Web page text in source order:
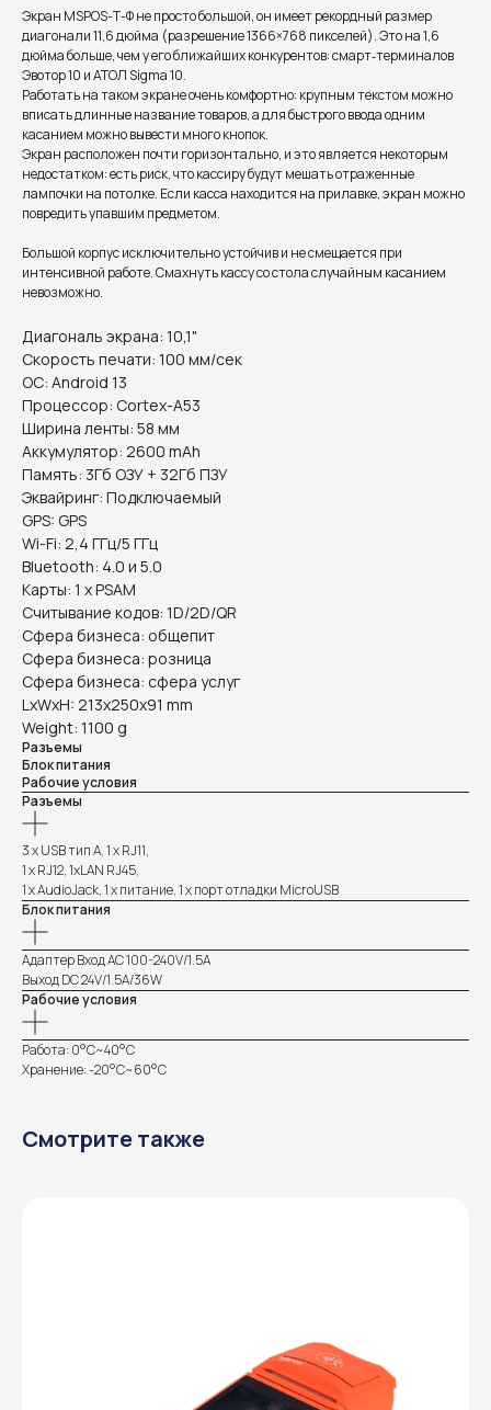
Экран MSPOS-Т-Ф не просто большой, он имеет рекордный размер
диагонали 11,6 дюйма (разрешение 1366×768 пикселей). Это на 1,6
дюйма больше, чем у его ближайших конкурентов: смарт‑терминалов
Эвотор 10 и АТОЛ Sigma 10.
Работать на таком экране очень комфортно: крупным текстом можно
вписать длинные название товаров, а для быстрого ввода одним
касанием можно вывести много кнопок.
Экран расположен почти горизонтально, и это является некоторым
недостатком: есть риск, что кассиру будут мешать отраженные
лампочки на потолке. Если касса находится на прилавке, экран можно
повредить упавшим предметом.
Большой корпус исключительно устойчив и не смещается при
интенсивной работе. Смахнуть кассу со стола случайным касанием
невозможно.
Диагональ экрана: 10,1"
Скорость печати: 100 мм/сек
ОС: Android 13
Процессор: Cortex-A53
Ширина ленты: 58 мм
Аккумулятор: 2600 mAh
Память: 3Гб ОЗУ + 32Гб ПЗУ
Эквайринг: Подключаемый
GPS: GPS
Wi-Fi: 2,4 ГГц/5 ГГц
Bluetooth: 4.0 и 5.0
Карты: 1 х PSAM
Считывание кодов: 1D/2D/QR
Сфера бизнеса: общепит
Сфера бизнеса: розница
Сфера бизнеса: сфера услуг
LxWxH: 213x250x91 mm
Weight: 1100 g
Разъемы
Блок питания
Рабочие условия
Разъемы
3 х USB тип А, 1 х RJ11,
1 x RJ12, 1xLAN RJ45,
1 x AudioJack, 1 x питание, 1 x порт отладки MicroUSB
Блок питания
Адаптер Вход AC 100-240V/1.5A
Выход DC 24V/1.5A/36W
Рабочие условия
Работа: 0°C~40°C
Хранение: -20°C~60°C
Смотрите также